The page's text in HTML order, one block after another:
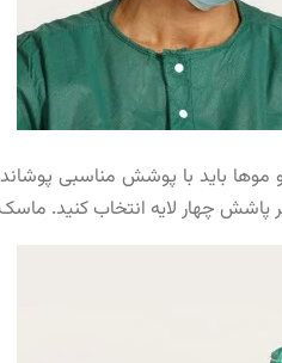
باید با پوشش مناسبی
پاشش چهار لایه انتخاب کنید.